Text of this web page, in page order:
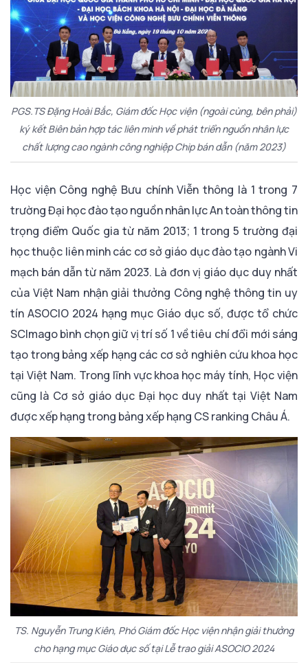
PGS.TS Đặng Hoài Bắc, Giám đốc Học viện (ngoài cùng, bên phải)
ký kết Biên bản hợp tác liên minh về phát triển nguồn nhân lực
chất lượng cao ngành công nghiệp Chip bán dẫn (năm 2023)
Học viện Công nghệ Bưu chính Viễn thông là 1 trong 7
trường Đại học đào tạo nguồn nhân lực An toàn thông tin
trọng điểm Quốc gia từ năm 2013; 1 trong 5 trường đại
học thuộc liên minh các cơ sở giáo dục đào tạo ngành Vi
mạch bán dẫn từ năm 2023. Là đơn vị giáo dục duy nhất
của Việt Nam nhận giải thưởng Công nghệ thông tin uy
tín ASOCIO 2024 hạng mục Giáo dục số, được tổ chức
SCImago bình chọn giữ vị trí số 1 về tiêu chí đổi mới sáng
tạo trong bảng xếp hạng các cơ sở nghiên cứu khoa học
tại Việt Nam. Trong lĩnh vực khoa học máy tính, Học viện
cũng là Cơ sở giáo dục Đại học duy nhất tại Việt Nam
được xếp hạng trong bảng xếp hạng CS ranking Châu Á.
TS. Nguyễn Trung Kiên, Phó Giám đốc Học viện nhận giải thưởng
cho hạng mục Giáo dục số tại Lễ trao giải ASOCIO 2024